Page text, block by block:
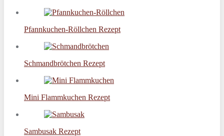
Pfannkuchen-Röllchen Rezept
Schmandbrötchen Rezept
Mini Flammkuchen Rezept
Sambusak Rezept